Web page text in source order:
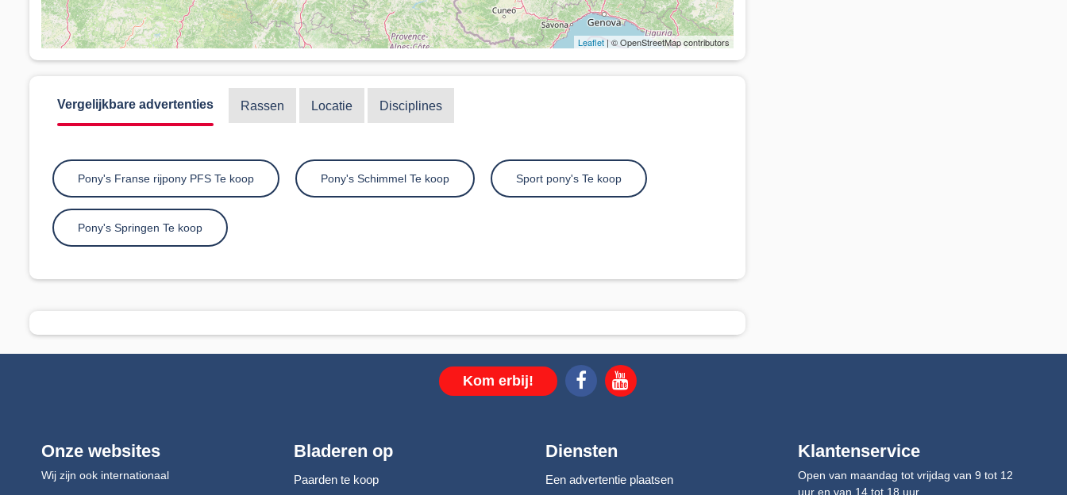
Leaflet | © OpenStreetMap contributors
Vergelijkbare advertenties Rassen Locatie Disciplines
Pony's Franse rijpony PFS Te koop Pony's Schimmel Te koop Sport pony's Te koop
Pony's Springen Te koop
Kom erbij!
Onze websites
Wij zijn ook internationaal
Bladeren op
Paarden te koop
Diensten
Een advertentie plaatsen
Klantenservice
Open van maandag tot vrijdag van 9 tot 12
uur en van 14 tot 18 uur.